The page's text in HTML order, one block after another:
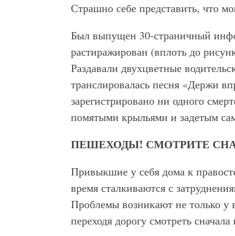
Страшно себе представить, что
Был выпущен 30-страничный
растиражирован (вплоть до
Раздавали двухцветные
транслировалась песня «Держи
зарегистрировано ни одного
помятыми крыльями и задетым
ПЕШЕХОДЫ! СМОТРИТЕ
Привыкшие у себя дома к
время сталкиваются с
Проблемы возникают не только
переходя дорогу смотреть